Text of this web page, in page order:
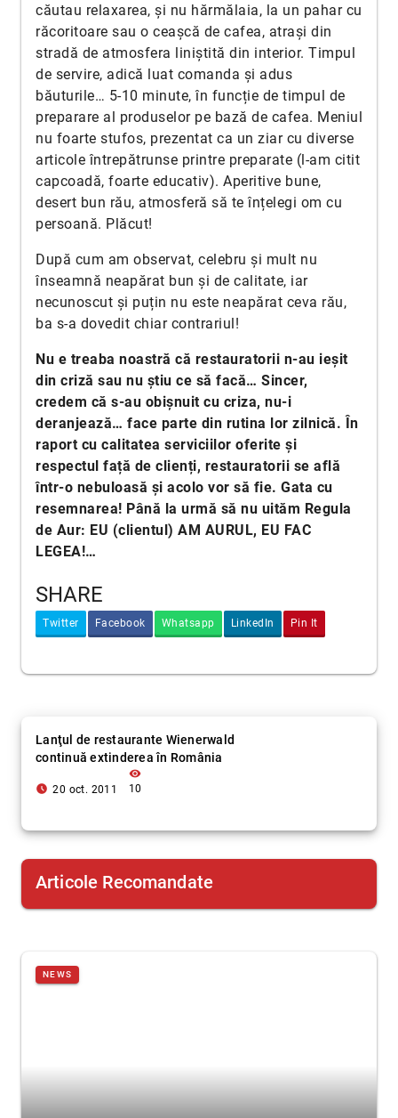
căutau relaxarea, și nu hărmălaia, la un pahar cu
răcoritoare sau o ceașcă de cafea, atrași din
stradă de atmosfera liniștită din interior. Timpul
de servire, adică luat comanda și adus
băuturile… 5-10 minute, în funcție de timpul de
preparare al produselor pe bază de cafea. Meniul
nu foarte stufos, prezentat ca un ziar cu diverse
articole întrepătrunse printre preparate (l-am citit
capcoadă, foarte educativ). Aperitive bune,
desert bun rău, atmosferă să te înțelegi om cu
persoană. Plăcut!
După cum am observat, celebru și mult nu
înseamnă neapărat bun și de calitate, iar
necunoscut și puțin nu este neapărat ceva rău,
ba s-a dovedit chiar contrariul!
Nu e treaba noastră că restauratorii n-au ieșit
din criză sau nu știu ce să facă… Sincer,
credem că s-au obișnuit cu criza, nu-i
deranjează… face parte din rutina lor zilnică. În
raport cu calitatea serviciilor oferite și
respectul față de clienți, restauratorii se află
într-o nebuloasă și acolo vor să fie. Gata cu
resemnarea! Până la urmă să nu uităm Regula
de Aur: EU (clientul) AM AURUL, EU FAC
LEGEA!…
SHARE
Twitter Facebook Whatsapp LinkedIn Pin It
Lanţul de restaurante Wienerwald
continuă extinderea în România
access_time_filled 20 oct. 2011
visibility
10
Articole Recomandate
NEWS